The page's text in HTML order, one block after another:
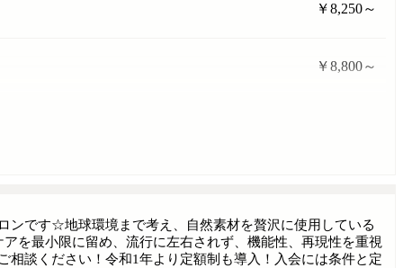
￥8,250～
￥8,800～
ンです☆地球環境まで考え、自然素材を贅沢に使用している
を最小限に留め、流行に左右されず、機能性、再現性を重視
談ください！令和1年より定額制も導入！入会には条件と定